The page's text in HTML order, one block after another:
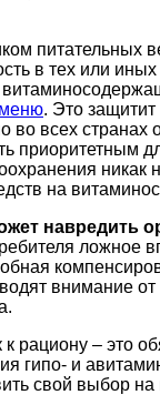
питательных
в тех или
меню. Это защитит
всех странах
приоритетным
никак
на
навредить
ложное
внимание
рациону – это
гипо- и
свой выбор